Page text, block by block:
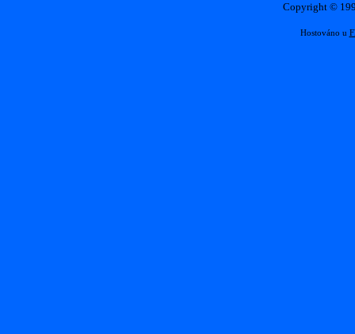
Copyright ©
Hostováno u